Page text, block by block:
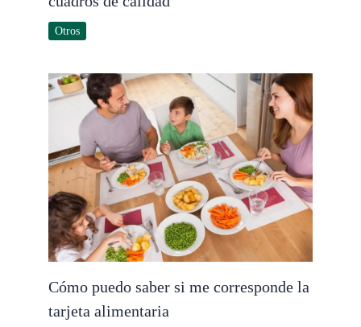
Otros
Cómo puedo saber si me corresponde la
tarjeta alimentaria